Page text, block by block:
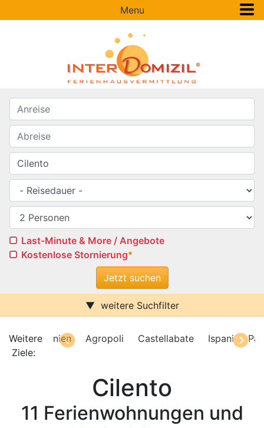
Menu
Last-Minute & More / Angebote
Kostenlose Stornierung*
weitere Suchfilter
Sauna
Kamin
Pool
Ferienhäuser
Parkplatz (ggf. Gebühr)
Behindertenfreundlich
Weitere
Ziele:
Kampanien Agropoli Castellabate Ispani
Cilento
11 Ferienwohnungen und